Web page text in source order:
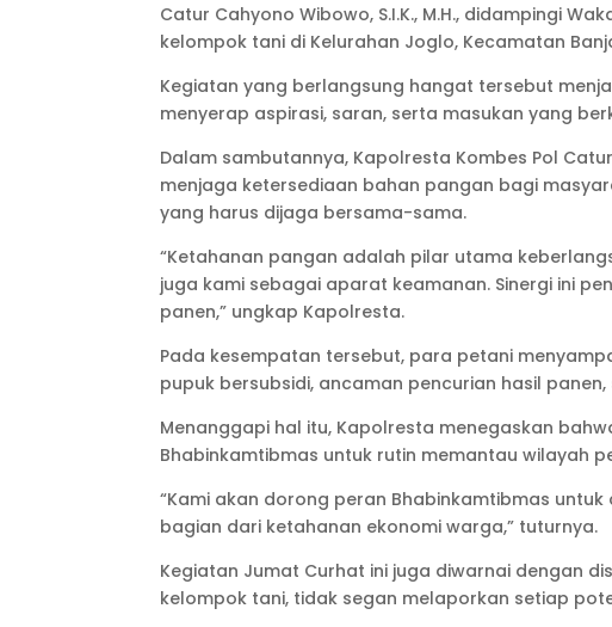
Catur Cahyono Wibowo, S.I.K., M.H., didampingi
kelompok tani di Kelurahan Joglo, Kecamatan
Kegiatan yang berlangsung hangat tersebut
menyerap aspirasi, saran, serta masukan yang
Dalam sambutannya, Kapolresta Kombes Pol
menjaga ketersediaan bahan pangan bagi
yang harus dijaga bersama-sama.
“Ketahanan pangan adalah pilar utama
juga kami sebagai aparat keamanan. Sinergi ini
panen,” ungkap Kapolresta.
Pada kesempatan tersebut, para petani
pupuk bersubsidi, ancaman pencurian hasil
Menanggapi hal itu, Kapolresta menegaskan
Bhabinkamtibmas untuk rutin memantau wilayah
“Kami akan dorong peran Bhabinkamtibmas
bagian dari ketahanan ekonomi warga,” tuturnya.
Kegiatan Jumat Curhat ini juga diwarnai dengan
kelompok tani, tidak segan melaporkan setiap